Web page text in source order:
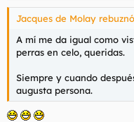
Jacques de Molay
A mí me da igual como
perras en celo, queridas.
Siempre y cuando
augusta persona.